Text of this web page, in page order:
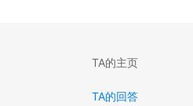
TA的主页
TA的回答